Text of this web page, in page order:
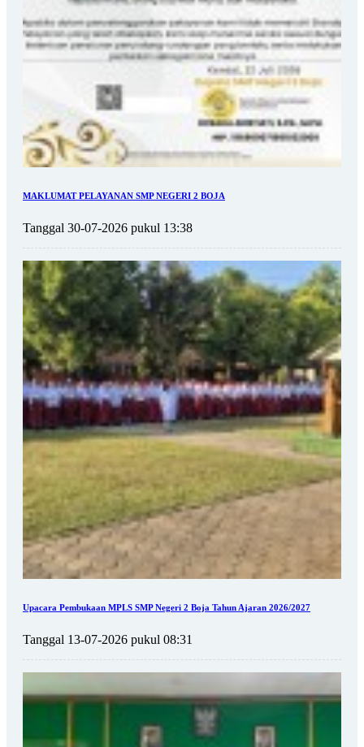
MAKLUMAT PELAYANAN SMP NEGERI 2 BOJA
Tanggal 30-07-2026 pukul 13:38
Upacara Pembukaan MPLS SMP Negeri 2 Boja Tahun Ajaran 2026/2027
Tanggal 13-07-2026 pukul 08:31